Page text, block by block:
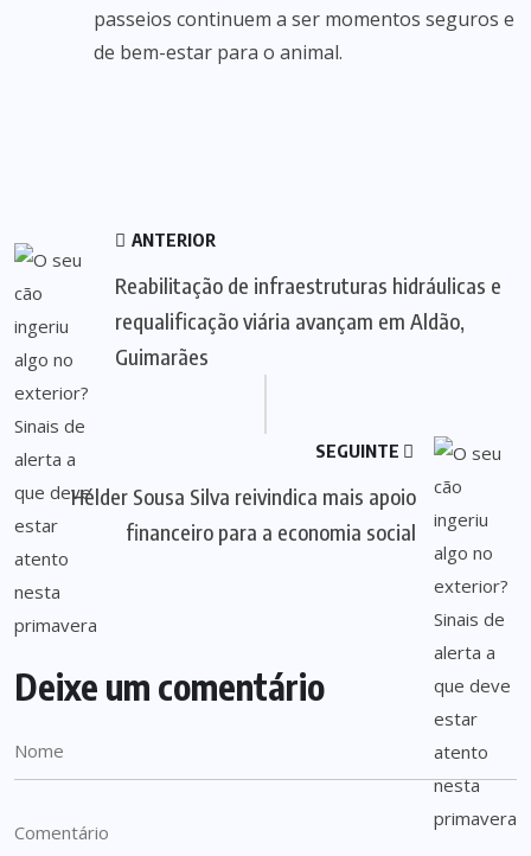
passeios continuem a ser momentos seguros e
de bem-estar para o animal.
ANTERIOR
Reabilitação de infraestruturas hidráulicas e
requalificação viária avançam em Aldão,
Guimarães
SEGUINTE
Hélder Sousa Silva reivindica mais apoio
financeiro para a economia social
Deixe um comentário